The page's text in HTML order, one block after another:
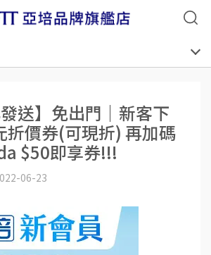
發送】免出門｜新客下
折價券(可現折) 再加碼
$50即享券!!!
06-23